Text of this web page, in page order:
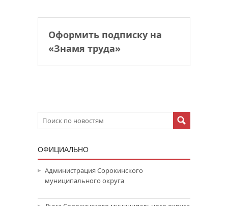
Оформить подписку на
«Знамя труда»
ОФИЦИАЛЬНО
Администрация Сорокинского
муниципального округа